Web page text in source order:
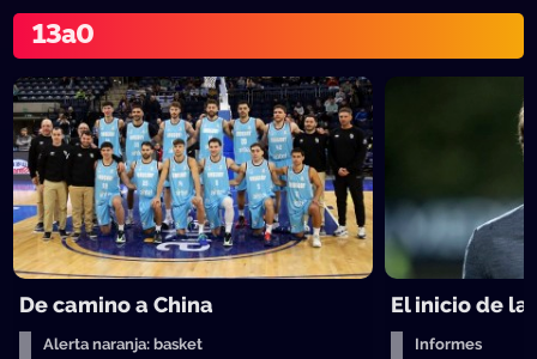
13a0
De camino a China
Alerta naranja: basket
El inicio de la
Informes